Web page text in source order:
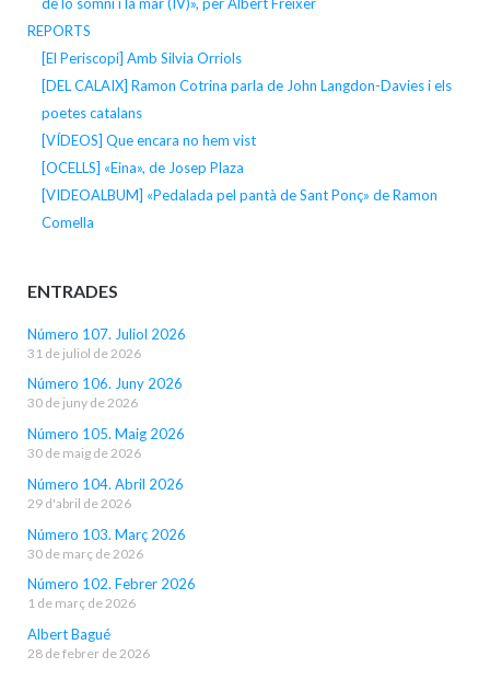
REPORTS
[El Periscopi] Amb Silvia Orriols
[DEL CALAIX] Ramon Cotrina parla de John Langdon-Davies i els
poetes catalans
[VÍDEOS] Que encara no hem vist
[OCELLS] «Eina», de Josep Plaza
[VIDEOALBUM] «Pedalada pel pantà de Sant Ponç» de Ramon
Comella
ENTRADES
Número 107. Juliol 2026
31 de juliol de 2026
Número 106. Juny 2026
30 de juny de 2026
Número 105. Maig 2026
30 de maig de 2026
Número 104. Abril 2026
29 d'abril de 2026
Número 103. Març 2026
30 de març de 2026
Número 102. Febrer 2026
1 de març de 2026
Albert Bagué
28 de febrer de 2026